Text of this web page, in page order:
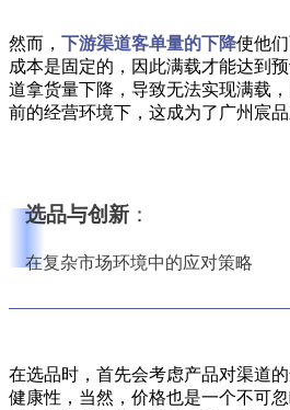
然而， 下游渠道客单量的下降使他
成本是固定的，因此满载才能达到
道拿货量下降，导致无法实现满载
前的经营环境下，这成为了广州宸
选品与创新 ：
在复杂市场环境中的应对策略
在选品时，首先会考虑产品对渠道
健康性，当然，价格也是一个不可